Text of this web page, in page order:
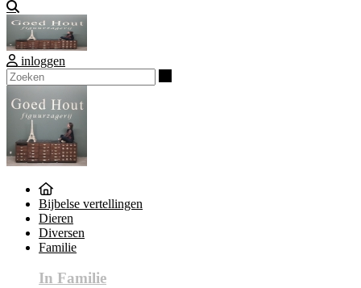
inloggen
Bijbelse vertellingen
Dieren
Diversen
Familie
In Familie